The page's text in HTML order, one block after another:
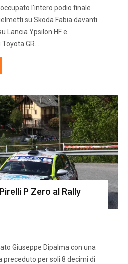
l'intero podio finale
su Skoda Fabia davanti
Lancia Ypsilon HF e
GR...
P Zero al Rally
Giuseppe Dipalma con una
preceduto per soli 8 decimi di